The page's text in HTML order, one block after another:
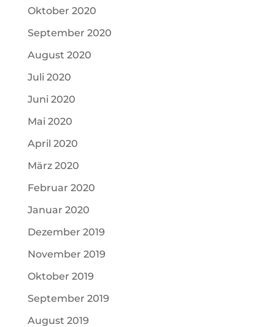
Oktober 2020
September 2020
August 2020
Juli 2020
Juni 2020
Mai 2020
April 2020
März 2020
Februar 2020
Januar 2020
Dezember 2019
November 2019
Oktober 2019
September 2019
August 2019